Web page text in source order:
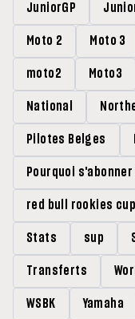
JuniorGP
Moto 2 Moto 3
moto2 Moto3
National
Pilotes Belges
Pourquoi s'abonner
red bull rookies cup
Stats sup
Transferts
WSBK Yamaha